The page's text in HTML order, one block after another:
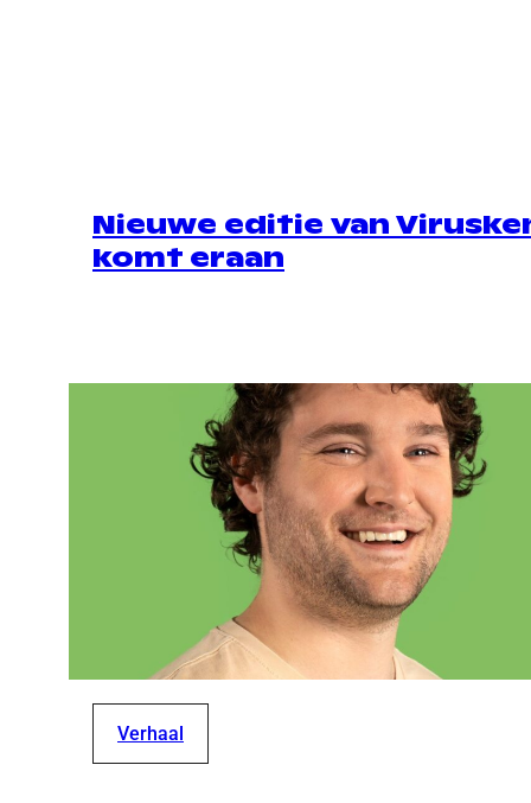
Nieuwe editie van
komt eraan
Verhaal